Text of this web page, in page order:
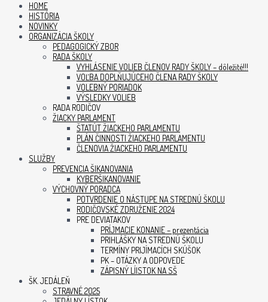
HOME
HISTÓRIA
NOVINKY
ORGANIZÁCIA ŠKOLY
PEDAGOGICKÝ ZBOR
RADA ŠKOLY
VYHLÁSENIE VOLIEB ČLENOV RADY ŠKOLY – dôležité!!!
VOĽBA DOPLŇUJÚCEHO ČLENA RADY ŠKOLY
VOLEBNÝ PORIADOK
VÝSLEDKY VOLIEB
RADA RODIČOV
ŽIACKY PARLAMENT
ŠTATÚT ŽIACKEHO PARLAMENTU
PLÁN ČINNOSTI ŽIACKEHO PARLAMENTU
ČLENOVIA ŽIACKEHO PARLAMENTU
SLUŽBY
PREVENCIA ŠIKANOVANIA
KYBERŠIKANOVANIE
VÝCHOVNÝ PORADCA
POTVRDENIE O NÁSTUPE NA STREDNÚ ŠKOLU
RODIČOVSKÉ ZDRUŽENIE 2024
PRE DEVIATAKOV
PRÍJMACIE KONANIE – prezentácia
PRIHLÁŠKY NA STREDNÚ ŠKOLU
TERMÍNY PRIJÍMACÍCH SKÚŠOK
PK – OTÁZKY A ODPOVEDE
ZÁPISNÝ LÍISTOK NA SŠ
ŠK. JEDÁLEŇ
STRAVNÉ 2025